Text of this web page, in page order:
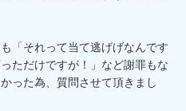
「それって当て逃げげなんです
ただけですが！」など謝罪もな
った為、質問させて頂きまし